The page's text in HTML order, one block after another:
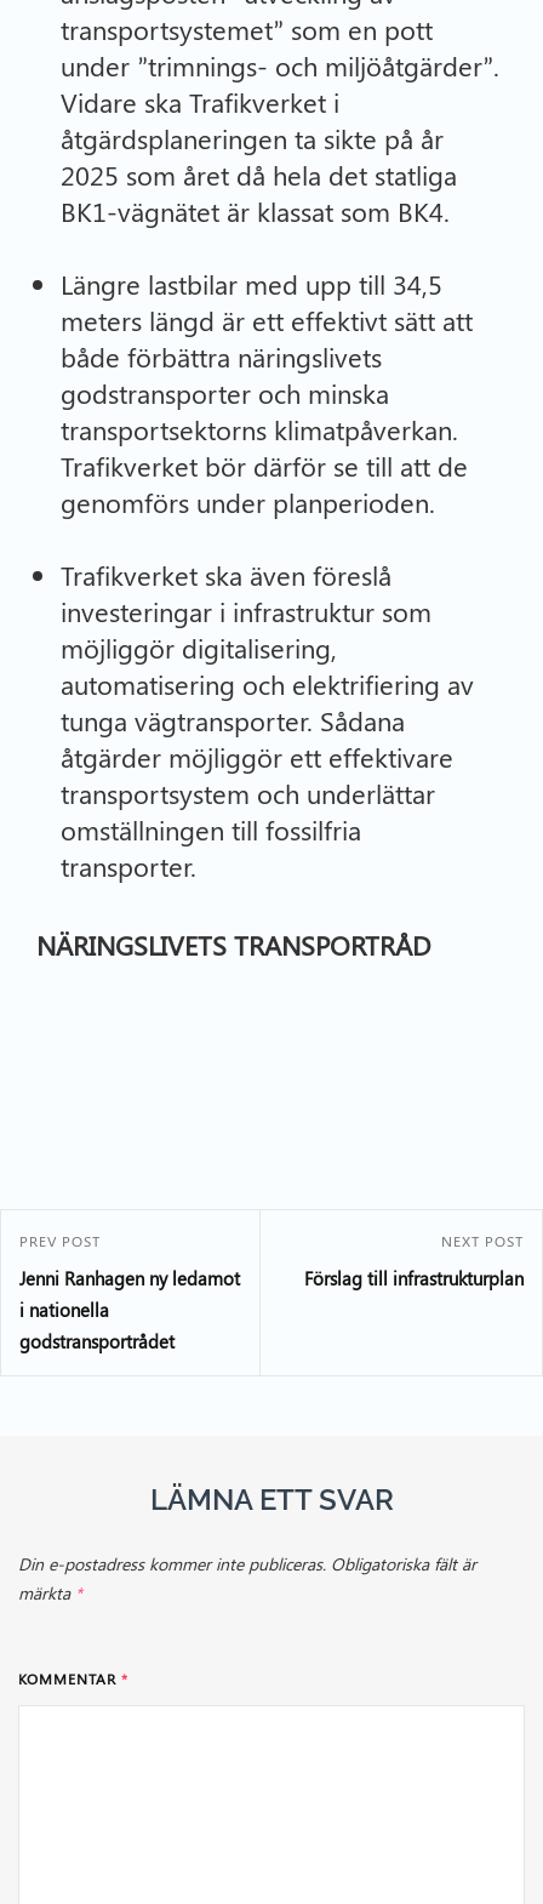
transportsystemet” som en pott
under ”trimnings- och miljöåtgärder”.
Vidare ska Trafikverket i
åtgärdsplaneringen ta sikte på år
2025 som året då hela det statliga
BK1-vägnätet är klassat som BK4.
Längre lastbilar med upp till 34,5
meters längd är ett effektivt sätt att
både förbättra näringslivets
godstransporter och minska
transportsektorns klimatpåverkan.
Trafikverket bör därför se till att de
genomförs under planperioden.
Trafikverket ska även föreslå
investeringar i infrastruktur som
möjliggör digitalisering,
automatisering och elektrifiering av
tunga vägtransporter. Sådana
åtgärder möjliggör ett effektivare
transportsystem och underlättar
omställningen till fossilfria
transporter.
NÄRINGSLIVETS TRANSPORTRÅD
PREV POST
Jenni Ranhagen ny ledamot
i nationella
godstransportrådet
NEXT POST
Förslag till infrastrukturplan
LÄMNA ETT SVAR
Din e-postadress kommer inte publiceras. Obligatoriska fält är
märkta *
KOMMENTAR *